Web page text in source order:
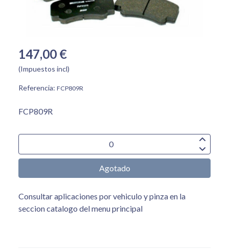
147,00 €
(Impuestos incl)
Referencia: FCP809R
FCP809R
Agotado
Consultar aplicaciones por vehiculo y pinza en la
seccion catalogo del menu principal